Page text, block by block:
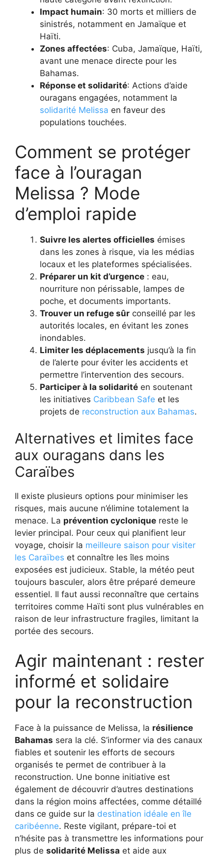
Impact humain: 30 morts et milliers de
sinistrés, notamment en Jamaïque et
Haïti.
Zones affectées: Cuba, Jamaïque, Haïti,
avant une menace directe pour les
Bahamas.
Réponse et solidarité: Actions d’aide
ouragans engagées, notamment la
solidarité Melissa en faveur des
populations touchées.
Comment se protéger
face à l’ouragan
Melissa ? Mode
d’emploi rapide
Suivre les alertes officielles émises
dans les zones à risque, via les médias
locaux et les plateformes spécialisées.
Préparer un kit d’urgence : eau,
nourriture non périssable, lampes de
poche, et documents importants.
Trouver un refuge sûr conseillé par les
autorités locales, en évitant les zones
inondables.
Limiter les déplacements jusqu’à la fin
de l’alerte pour éviter les accidents et
permettre l’intervention des secours.
Participer à la solidarité en soutenant
les initiatives Caribbean Safe et les
projets de reconstruction aux Bahamas.
Alternatives et limites face
aux ouragans dans les
Caraïbes
Il existe plusieurs options pour minimiser les
risques, mais aucune n’élimine totalement la
menace. La prévention cyclonique reste le
levier principal. Pour ceux qui planifient leur
voyage, choisir la meilleure saison pour visiter
les Caraïbes et connaître les îles moins
exposées est judicieux. Stable, la météo peut
toujours basculer, alors être préparé demeure
essentiel. Il faut aussi reconnaître que certains
territoires comme Haïti sont plus vulnérables en
raison de leur infrastructure fragiles, limitant la
portée des secours.
Agir maintenant : rester
informé et solidaire
pour la reconstruction
Face à la puissance de Melissa, la résilience
Bahamas sera la clé. S’informer via des canaux
fiables et soutenir les efforts de secours
organisés te permet de contribuer à la
reconstruction. Une bonne initiative est
également de découvrir d’autres destinations
dans la région moins affectées, comme détaillé
dans ce guide sur la destination idéale en île
caribéenne. Reste vigilant, prépare-toi et
n’hésite pas à transmettre les informations pour
plus de solidarité Melissa et aide aux